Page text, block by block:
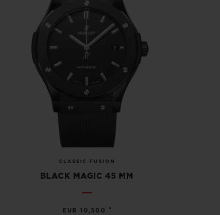
CLASSIC FUSION
BLACK MAGIC 45 MM
EUR 10,500 •